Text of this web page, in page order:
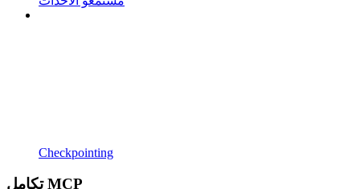
Checkpointing
تكامل MCP